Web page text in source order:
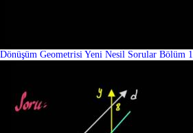
Dönüşüm Geometrisi Yeni Nesil Sorular Bölüm 1